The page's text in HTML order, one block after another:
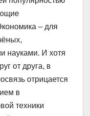
– для
науками. И хотя
от друга, в
отрицается
в
техники